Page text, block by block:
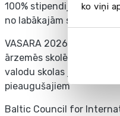
ko viņi
100% stipendijas
no labākajām skolām
VASARA 2026 – valodu
ārzemēs skolēniem (7-18
valodu skolas jauniešiem
pieaugušajiem
Baltic Council for